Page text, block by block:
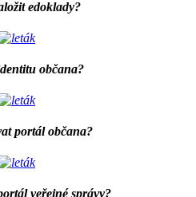
edoklady?
občana?
portál občana?
veřejné správy?